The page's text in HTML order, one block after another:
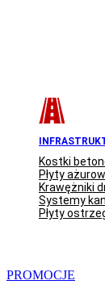
Kostki
Płyty
Krawężniki
Systemy
Płyty
PROMOCJE